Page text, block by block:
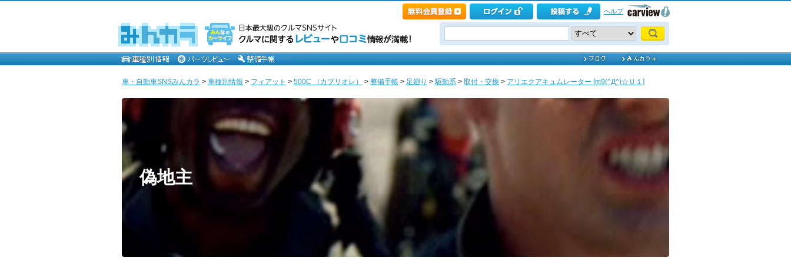
ヘルプ
車・自動車SNSみんカラ > 車種別情報 > フィアット > 500C （カブリオレ） > 整備手帳 > 足廻り >駆動系 > 取付・交換 > アリエクアキュムレーター [m9(^Д^)☆Ｕ１]
偽地主